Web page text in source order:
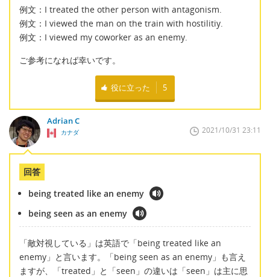
例文：I treated the other person with antagonism.
例文：I viewed the man on the train with hostilitiy.
例文：I viewed my coworker as an enemy.
ご参考になれば幸いです。
役に立った 5
Adrian C
カナダ 2021/10/31 23:11
回答
being treated like an enemy
being seen as an enemy
「敵対視している」は英語で「being treated like an
enemy」と言います。「being seen as an enemy」も言え
ますが、「treated」と「seen」の違いは「seen」は主に思